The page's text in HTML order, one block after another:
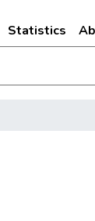
Statistics